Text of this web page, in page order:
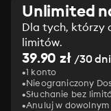
Unlimited
Dla tych, którzy
limitów.
39.90 zł/30 dni
1 konto
Nieograniczony
Słuchanie bez
Anuluj w